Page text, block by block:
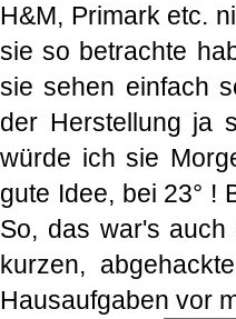
H&M, Primark etc.
sie so betrachte
sie sehen einfach
der Herstellung ja
würde ich sie
gute Idee, bei 23° !
So, das war's
kurzen,
Hausaufgaben vor